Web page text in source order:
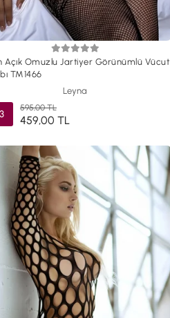
Açık Omuzlu Jartiyer Görünümlü Vücut
TM1466
Leyna
595,00 TL
459,00 TL